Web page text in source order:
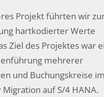
Projekt führten wir
hartkodierter Werte
Ziel des Projektes war
mehrerer
und Buchungskreise im
Migration auf S/4 HANA.